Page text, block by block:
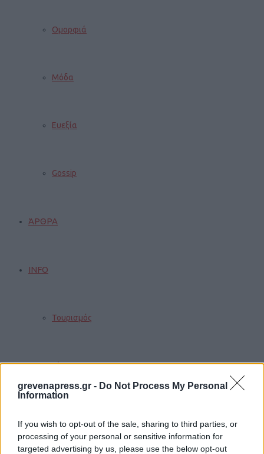
grevenapress.gr - Do Not Process My Personal
Information
If you wish to opt-out of the sale, sharing to third parties, or
processing of your personal or sensitive information for
targeted advertising by us, please use the below opt-out
Ομορφιά
Μόδα
Ευεξία
Gossip
ΆΡΘΡΑ
INFO
Τουρισμός
Γάμοι